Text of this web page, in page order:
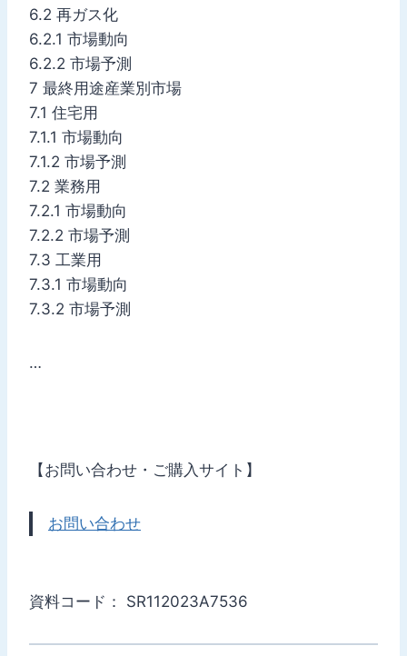
6.2 再ガス化
6.2.1 市場動向
6.2.2 市場予測
7 最終用途産業別市場
7.1 住宅用
7.1.1 市場動向
7.1.2 市場予測
7.2 業務用
7.2.1 市場動向
7.2.2 市場予測
7.3 工業用
7.3.1 市場動向
7.3.2 市場予測
…
【お問い合わせ・ご購入サイト】
お問い合わせ
資料コード： SR112023A7536